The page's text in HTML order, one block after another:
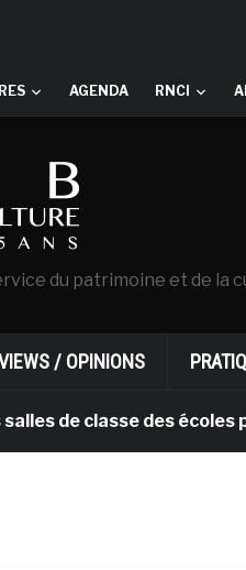
AGENDA RNCI
du patrimoine et de la
/ OPINIONS
classe des écoles